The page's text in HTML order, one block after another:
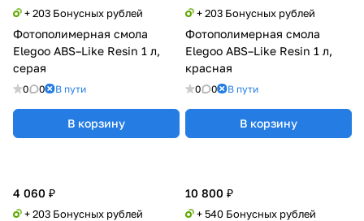
+ 203 Бонусных рублей
Фотополимерная смола
Elegoo ABS–Like Resin 1 л,
серая
0 0 В пути
В корзину
+ 203 Бонусных рублей
Фотополимерная смола
Elegoo ABS–Like Resin 1 л,
красная
0 0 В пути
В корзину
4 060 ₽
+ 203 Бонусных рублей
10 800 ₽
+ 540 Бонусных рублей